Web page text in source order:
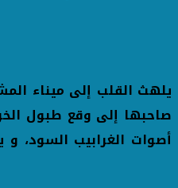
يلهث القلب إلى ميناء
صاحبها إلى وقع طبول
أصوات الغرابيب السود،